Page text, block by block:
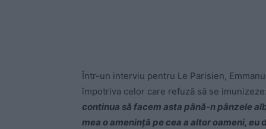
Într-un interviu pentru Le Parisien,
împotriva celor care refuză să se imunizeze:
continua să facem asta până-n pânzele
mea o amenință pe cea a altor oameni,